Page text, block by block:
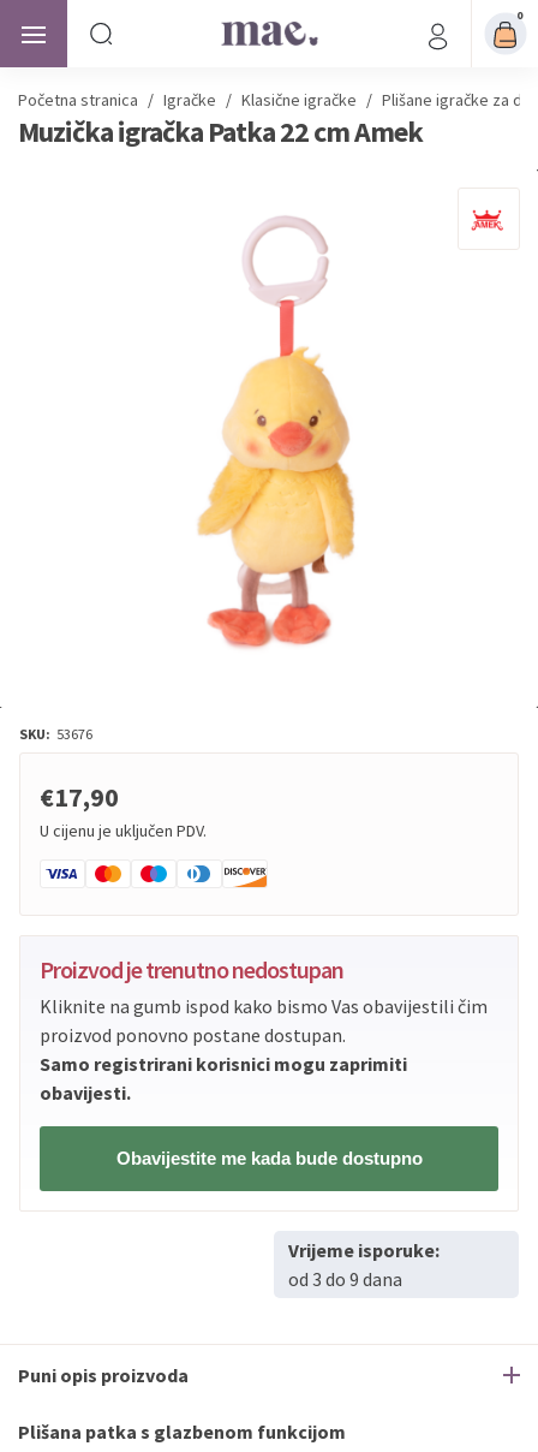
0
Početna stranica / Igračke / Klasične igračke / Plišane igračke za
Muzička igračka Patka 22 cm Amek
SKU: 53676
€17,90
U cijenu je uključen PDV.
Proizvod je trenutno nedostupan
Kliknite na gumb ispod kako bismo Vas obavijestili čim
proizvod ponovno postane dostupan.
Samo registrirani korisnici mogu zaprimiti
obavijesti.
Obavijestite me kada bude dostupno
Vrijeme isporuke:
od 3 do 9 dana
Puni opis proizvoda
Plišana patka s glazbenom funkcijom